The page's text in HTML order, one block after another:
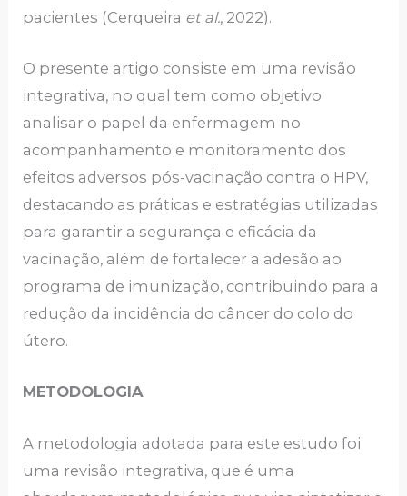
pacientes (Cerqueira et al., 2022).
O presente artigo consiste em uma revisão
integrativa, no qual tem como objetivo
analisar o papel da enfermagem no
acompanhamento e monitoramento dos
efeitos adversos pós-vacinação contra o HPV,
destacando as práticas e estratégias utilizadas
para garantir a segurança e eficácia da
vacinação, além de fortalecer a adesão ao
programa de imunização, contribuindo para a
redução da incidência do câncer do colo do
útero.
METODOLOGIA
A metodologia adotada para este estudo foi
uma revisão integrativa, que é uma